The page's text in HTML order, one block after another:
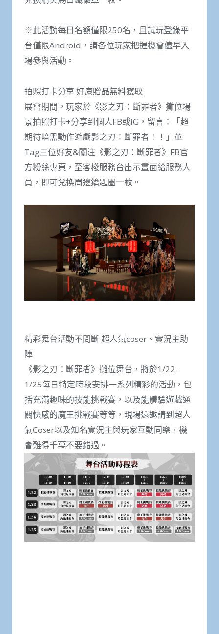
※此活動每日名額僅限250名，且試玩登錄平
台僅限Android，請各位玩家把握機會儘早入
場參與活動。
拍照打卡分享 好康贈品無料獲取
展會期間，玩家於《影之刃：斷罪者》攤位場
景拍照打卡+分享到個人FB或IG，留言：「超
期待暗黑動作遊戲影之刃：斷罪者！！」並
Tag三位好友&關注《影之刃：斷罪者》FB官
方粉絲專頁，至客棧服務台出示畫面給服務人
員，即可兌換周邊鑰匙圈一枚。
精彩舞台活動不間斷 超人氣coser、實況主助
陣
《影之刃：斷罪者》攤位舞台，將於1/22-
1/25每日特定時段安排一系列精彩的活動，包
括充滿趣味的技能挑戰賽，以及能體驗遊戲通
關快感的魔王挑戰賽等等，現場還邀請到超人
氣Coser以及知名實況主與玩家互動同樂，機
會難得千萬不要錯過。